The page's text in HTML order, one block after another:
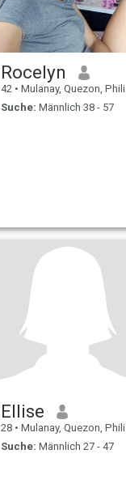
Rocelyn
42 • Mulanay, Quezon, Philippinen
Suche: Männlich 38 - 57
Ellise
28 • Mulanay, Quezon, Philippinen
Suche: Männlich 27 - 47